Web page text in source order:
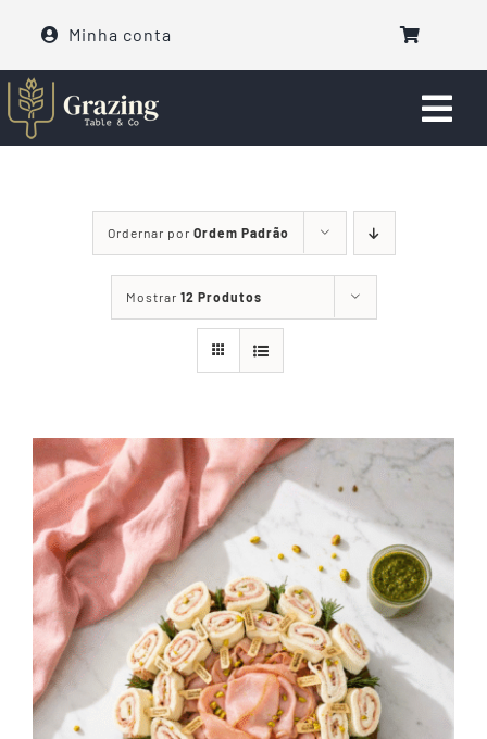
o
conteúdo
Minha conta
Sobre nós
Ordernar por Ordem Padrão
Mostrar 12 Produtos